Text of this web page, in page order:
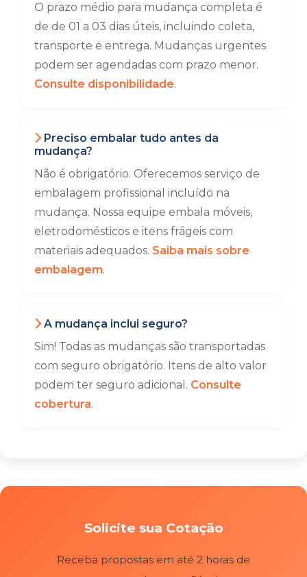
O prazo médio para mudança completa é
de de 01 a 03 dias úteis, incluindo coleta,
transporte e entrega. Mudanças urgentes
podem ser agendadas com prazo menor.
Consulte disponibilidade.
Preciso embalar tudo antes da
mudança?
Não é obrigatório. Oferecemos serviço de
embalagem profissional incluído na
mudança. Nossa equipe embala móveis,
eletrodomésticos e itens frágeis com
materiais adequados. Saiba mais sobre
embalagem.
A mudança inclui seguro?
Sim! Todas as mudanças são transportadas
com seguro obrigatório. Itens de alto valor
podem ter seguro adicional. Consulte
cobertura.
Solicite sua Cotação
Receba propostas em até 2 horas de